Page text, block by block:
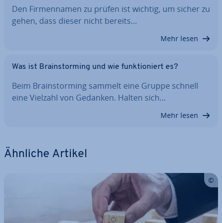
Den Fir­men­na­men zu prüfen ist wichtig, um sicher zu
gehen, dass dieser nicht bereits…
Mehr lesen
Was ist Brain­stor­ming und wie funk­tio­niert es?
Beim Brain­stor­ming sammelt eine Gruppe schnell
eine Vielzahl von Gedanken. Halten sich…
Mehr lesen
Ähnliche Artikel